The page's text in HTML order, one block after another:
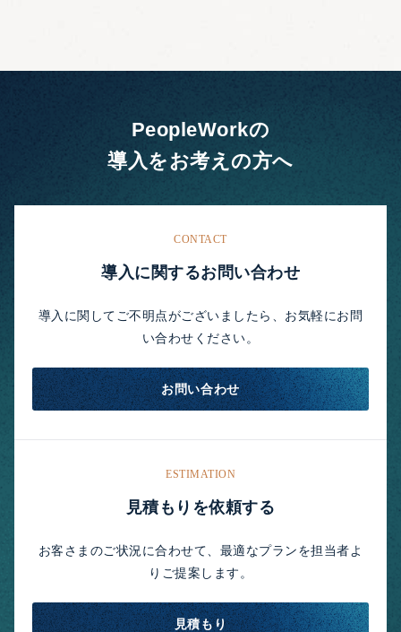
PeopleWorkの
導入をお考えの方へ
CONTACT
導入に関するお問い合わせ
導入に関してご不明点がございましたら、お気軽にお問
い合わせください。
お問い合わせ
ESTIMATION
見積もりを依頼する
お客さまのご状況に合わせて、最適なプランを担当者よ
りご提案します。
見積もり